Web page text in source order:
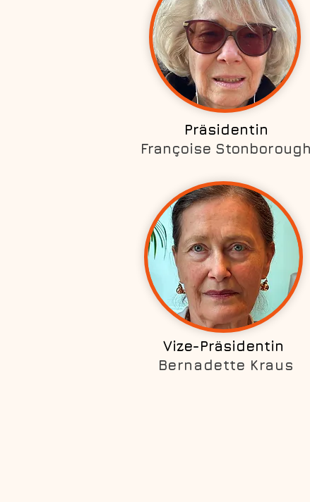
Präsidentin
Françoise Stonborough
Vize-Präsidentin
Bernadette Kraus